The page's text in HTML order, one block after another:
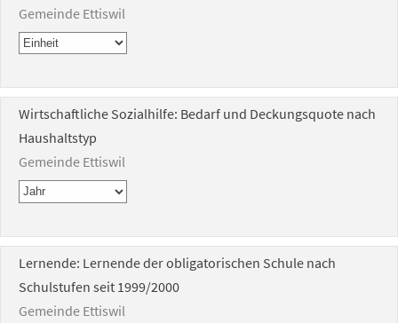
Gemeinde Ettiswil
Wirtschaftliche Sozialhilfe: Bedarf und Deckungsquote nach
Haushaltstyp
Gemeinde Ettiswil
Lernende: Lernende der obligatorischen Schule nach
Schulstufen seit 1999/2000
Gemeinde Ettiswil